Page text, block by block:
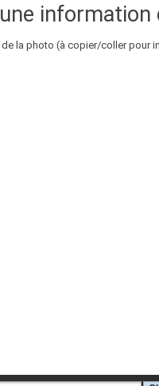
information
de la photo (à copier/coller pour